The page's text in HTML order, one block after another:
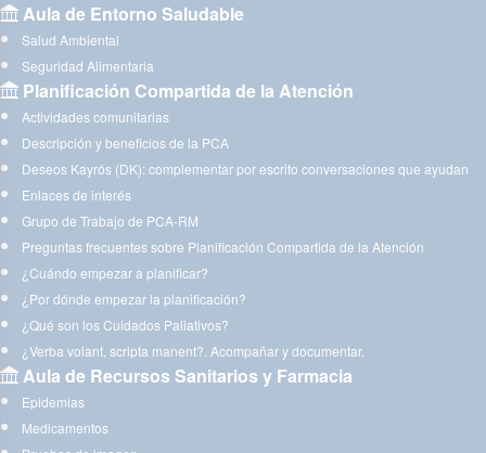
Aula de Entorno Saludable
Salud Ambiental
Seguridad Alimentaria
Planificación Compartida de la Atención
Actividades comunitarias
Descripción y beneficios de la PCA
Deseos Kayrós (DK): complementar por escrito conversaciones que ayudan
Enlaces de interés
Grupo de Trabajo de PCA-RM
Preguntas frecuentes sobre Planificación Compartida de la Atención
¿Cuándo empezar a planificar?
¿Por dónde empezar la planificación?
¿Qué son los Cuidados Paliativos?
¿Verba volant, scripta manent?. Acompañar y documentar.
Aula de Recursos Sanitarios y Farmacia
Epidemias
Medicamentos